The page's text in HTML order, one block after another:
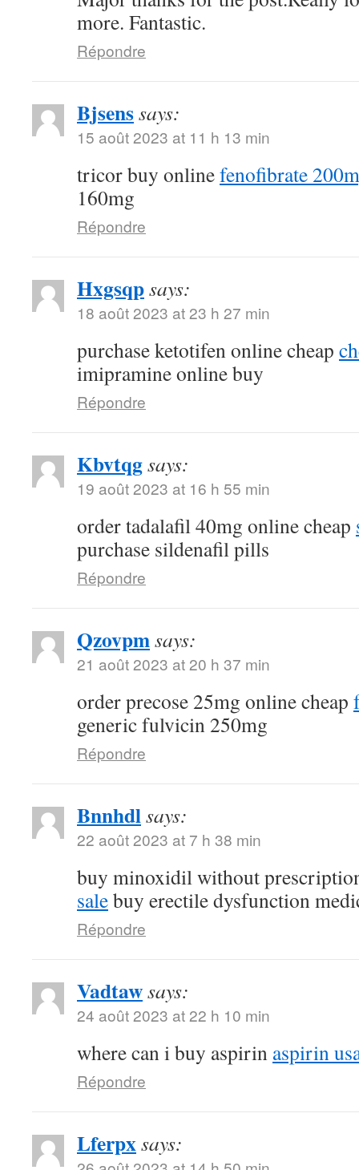
more. Fantastic.
Répondre
Bjsenssays:
15 août 2023 at 11 h 13 min
tricor buy onlinefenofibrate
160mg
Répondre
Hxgsqpsays:
18 août 2023 at 23 h 27 min
purchase ketotifen online cheap
imipramine online buy
Répondre
Kbvtqgsays:
19 août 2023 at 16 h 55 min
order tadalafil 40mg online cheap
purchase sildenafil pills
Répondre
Qzovpmsays:
21 août 2023 at 20 h 37 min
order precose 25mg online cheap
generic fulvicin 250mg
Répondre
Bnnhdlsays:
22 août 2023 at 7 h 38 min
buy minoxidil without
salebuy erectile dysfunction
Répondre
Vadtawsays:
24 août 2023 at 22 h 10 min
where can i buy aspirin aspirin
Répondre
Lferpxsays: